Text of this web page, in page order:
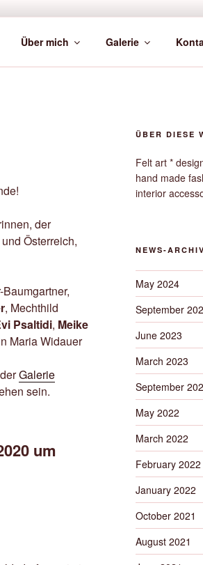
Über mich Galerie
der
Österreich,
, Mechthild
Psaltidi, Meike
Maria Widauer
Galerie
sein.
um
ÜBER DIESE
Felt art *
hand made
interior
NEWS-
May 2024
September
June 2023
March 2023
September
May 2022
March 2022
February 2022
January 2022
October 2021
August 2021